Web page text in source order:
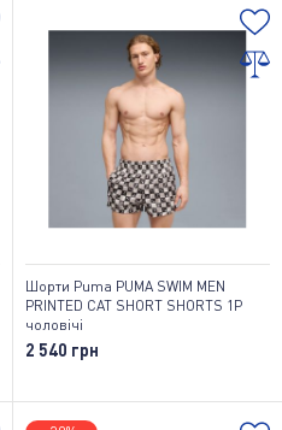
Шорти Puma PUMA SWIM MEN
PRINTED CAT SHORT SHORTS 1P
чоловічі
2 540 грн